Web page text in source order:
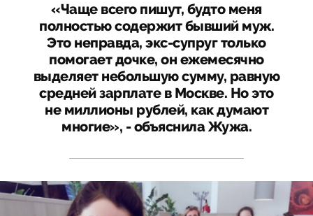
«Чаще всего пишут, будто меня
полностью содержит бывший муж.
Это неправда, экс-супруг только
помогает дочке, он ежемесячно
выделяет небольшую сумму, равную
средней зарплате в Москве. Но это
не миллионы рублей, как думают
многие», - объяснила Жужа.